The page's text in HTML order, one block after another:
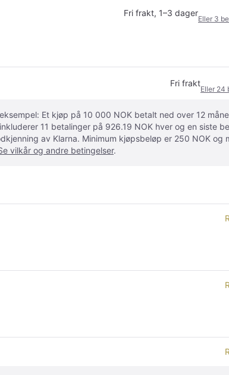
Fri frakt, 1–3 dager
Eller 3
Fri frakt
Eller 24
Et kjøp på 10 000 NOK betalt ned over 12
11 betalinger på 926.19 NOK hver og en siste
av Klarna. Minimum kjøpsbeløp er 250 NOK og
vilkår og andre betingelser.